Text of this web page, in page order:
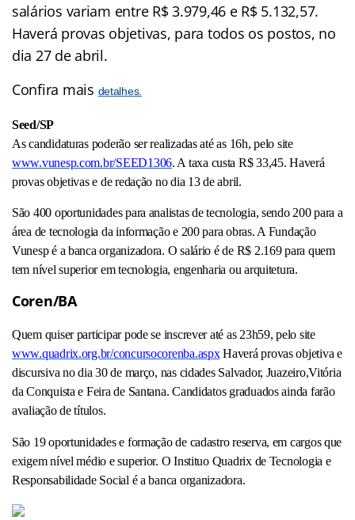
salários variam entre R$ 3.979,46 e R$ 5.132,57.
Haverá provas objetivas, para todos os postos, no
dia 27 de abril.
Confira mais detalhes.
Seed/SP
As candidaturas poderão ser realizadas até as 16h, pelo site
www.vunesp.com.br/SEED1306. A taxa custa R$ 33,45. Haverá
provas objetivas e de redação no dia 13 de abril.
São 400 oportunidades para analistas de tecnologia, sendo 200 para a
área de tecnologia da informação e 200 para obras. A Fundação
Vunesp é a banca organizadora. O salário é de R$ 2.169 para quem
tem nível superior em tecnologia, engenharia ou arquitetura.
Coren/BA
Quem quiser participar pode se inscrever até as 23h59, pelo site
www.quadrix.org.br/concursocorenba.aspxHaverá provas objetiva e
discursiva no dia 30 de março, nas cidades Salvador, Juazeiro,Vitória
da Conquista e Feira de Santana. Candidatos graduados ainda farão
avaliação de títulos.
São 19 oportunidades e formação de cadastro reserva, em cargos que
exigem nível médio e superior. O Instituo Quadrix de Tecnologia e
Responsabilidade Social é a banca organizadora.